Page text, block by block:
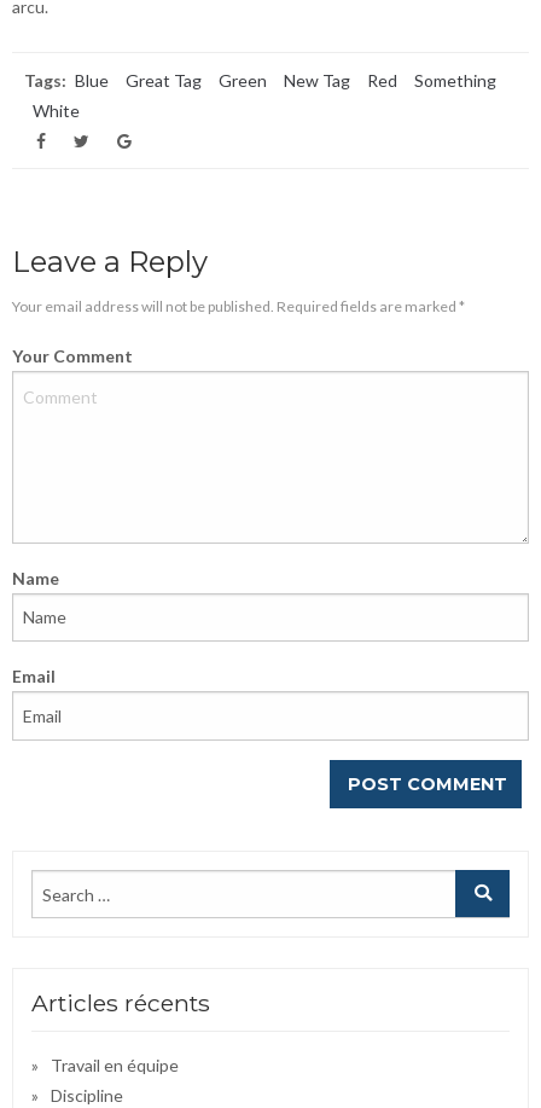
arcu.
Tags: Blue Great Tag Green New Tag Red
Something
White
Leave a Reply
Your email address will not be published. Required fields are marked *
Your Comment
Name
Email
Articles récents
Travail en équipe
Discipline